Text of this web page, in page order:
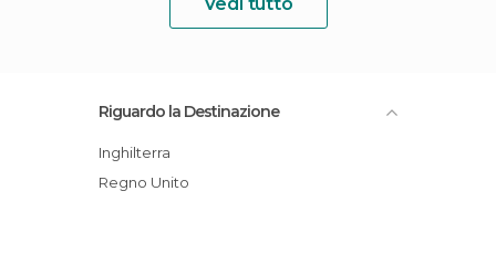
Riguardo la Destinazione
Inghilterra
Regno Unito